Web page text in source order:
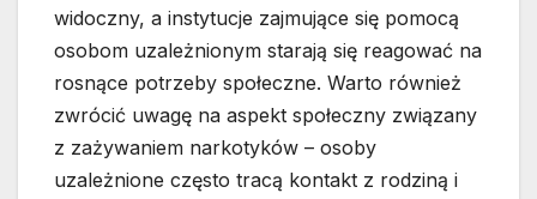
widoczny, a instytucje zajmujące się pomocą
osobom uzależnionym starają się reagować na
rosnące potrzeby społeczne. Warto również
zwrócić uwagę na aspekt społeczny związany
z zażywaniem narkotyków – osoby
uzależnione często tracą kontakt z rodziną i